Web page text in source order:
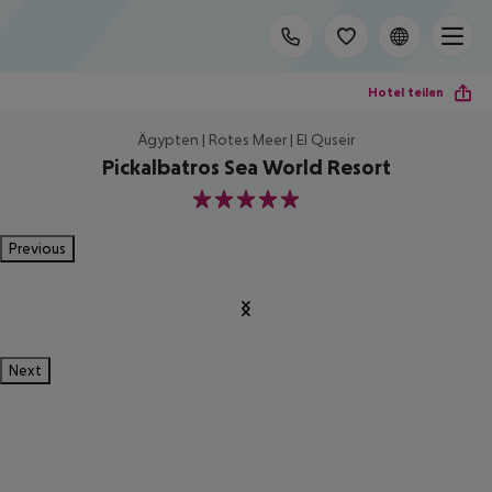
Hotel teilen
Ägypten | Rotes Meer | El Quseir
Pickalbatros Sea World Resort
5
Previous
Next